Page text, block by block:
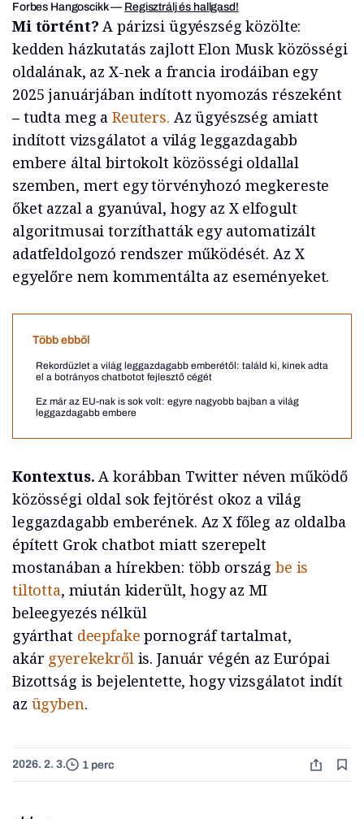
Forbes Hangoscikk— Regisztrálj és hallgasd!
Mi történt? A párizsi ügyészség közölte:
kedden házkutatás zajlott Elon Musk közösségi
oldalának, az X-nek a francia irodáiban egy
2025 januárjában indított nyomozás részeként
–tudta meg a Reuters. Az ügyészség amiatt
indított vizsgálatot a világ leggazdagabb
embere által birtokolt közösségi oldallal
szemben, mert egy törvényhozó megkereste
őket azzal a gyanúval, hogy az X elfogult
algoritmusai torzíthatták egy automatizált
adatfeldolgozó rendszer működését. Az X
egyelőre nem kommentálta az eseményeket.
Több ebből
Rekordüzlet a világ leggazdagabb emberétől: találd ki, kinek adta
el a botrányos chatbotot fejlesztő cégét
Ez már az EU-nak is sok volt: egyre nagyobb bajban a világ
leggazdagabb embere
Kontextus. A korábban Twitter néven működő
közösségi oldal sok fejtörést okoz a világ
leggazdagabb emberének. Az X főleg az oldalba
épített Grok chatbot miatt szerepelt
mostanában a hírekben: több ország be is
tiltotta, miután kiderült, hogy az MI
beleegyezés nélkül
gyárthat deepfake pornográf tartalmat,
akár gyerekekrőlis. Január végén az Európai
Bizottság is bejelentette, hogy vizsgálatot indít
az ügyben.
2026. 2. 3. 1 perc